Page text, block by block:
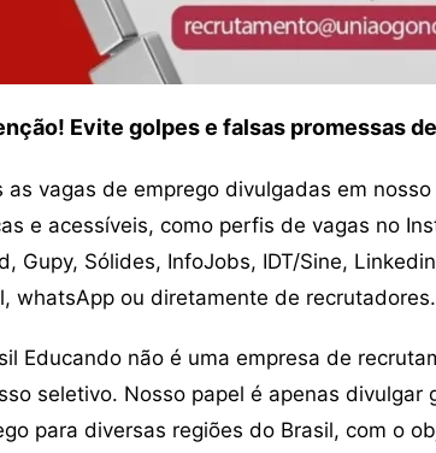
Evite golpes e falsas promessas
as vagas de emprego divulgadas em
e acessíveis, como perfis de vagas no
Gupy, Sólides, InfoJobs, IDT/Sine,
whatsApp ou diretamente de recrutadores.
Educando não é uma empresa de
seletivo. Nosso papel é apenas
para diversas regiões do Brasil, com o